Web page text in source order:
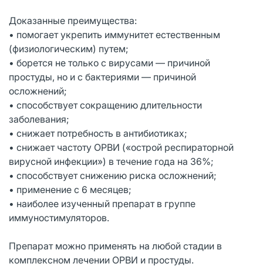
Доказанные преимущества:
• помогает укрепить иммунитет естественным
(физиологическим) путем;
• борется не только с вирусами — причиной
простуды, но и с бактериями — причиной
осложнений;
• способствует сокращению длительности
заболевания;
• снижает потребность в антибиотиках;
• снижает частоту ОРВИ («острой респираторной
вирусной инфекции») в течение года на 36%;
• способствует снижению риска осложнений;
• применение с 6 месяцев;
• наиболее изученный препарат в группе
иммуностимуляторов.
Препарат можно применять на любой стадии в
комплексном лечении ОРВИ и простуды.